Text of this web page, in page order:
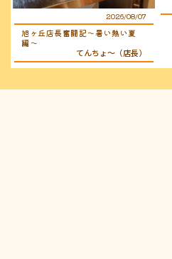
2026/08/07
旭ヶ丘店長奮闘記〜暑い熱い夏
編〜
てんちょ〜（店長）